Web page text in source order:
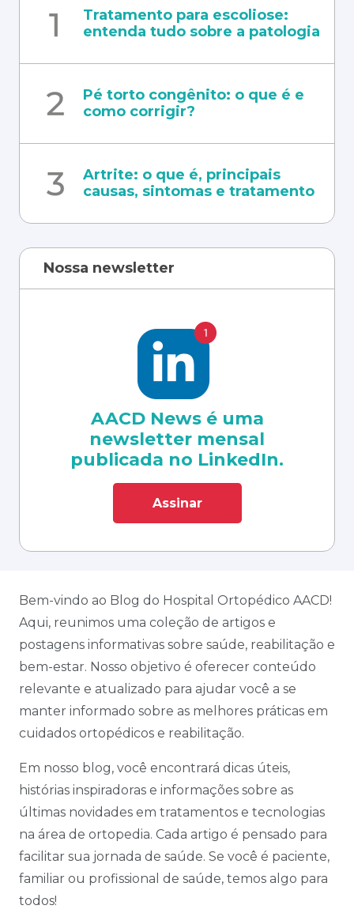
Tratamento para escoliose:
entenda tudo sobre a patologia
Pé torto congênito: o que é e
como corrigir?
Artrite: o que é, principais
causas, sintomas e tratamento
Nossa newsletter
AACD News é uma
newsletter mensal
publicada no LinkedIn.
Assinar
Bem-vindo ao Blog do Hospital Ortopédico AACD!
Aqui, reunimos uma coleção de artigos e
postagens informativas sobre saúde, reabilitação e
bem-estar. Nosso objetivo é oferecer conteúdo
relevante e atualizado para ajudar você a se
manter informado sobre as melhores práticas em
cuidados ortopédicos e reabilitação.
Em nosso blog, você encontrará dicas úteis,
histórias inspiradoras e informações sobre as
últimas novidades em tratamentos e tecnologias
na área de ortopedia. Cada artigo é pensado para
facilitar sua jornada de saúde. Se você é paciente,
familiar ou profissional de saúde, temos algo para
todos!